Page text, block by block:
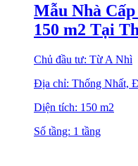
Mẫu Nhà
150 m2 Tại
Chủ đầu tư: Từ A Nhì
Địa chỉ: Thống Nhất,
Diện tích: 150 m2
Số tầng: 1 tầng